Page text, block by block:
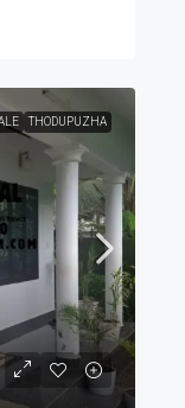
THODUPUZHA